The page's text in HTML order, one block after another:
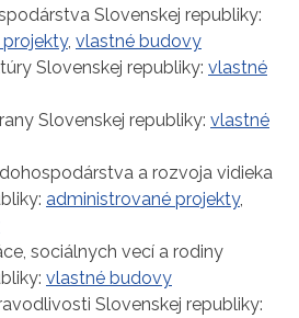
Slovenskej republiky:
, vlastné budovy
Slovenskej republiky: vlastné
Slovenskej republiky: vlastné
a rozvoja vidieka
administrované projekty,
sociálnych vecí a rodiny
vlastné budovy
Slovenskej republiky: